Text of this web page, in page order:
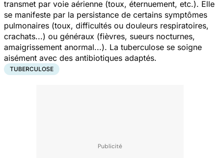
transmet par voie aérienne (toux, éternuement, etc.). Elle
se manifeste par la persistance de certains symptômes
pulmonaires (toux, difficultés ou douleurs respiratoires,
crachats...) ou généraux (fièvres, sueurs nocturnes,
amaigrissement anormal...). La tuberculose se soigne
aisément avec des antibiotiques adaptés.
TUBERCULOSE